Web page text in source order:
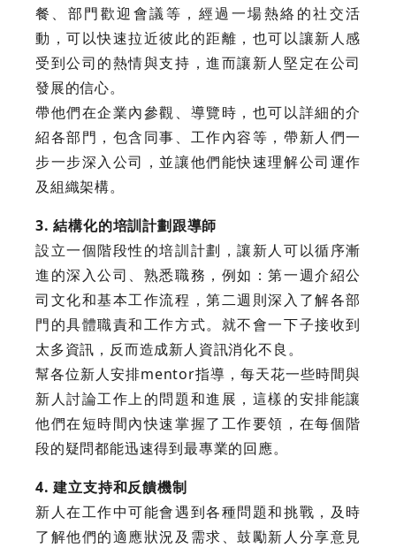
餐、部門歡迎會議等，經過一場熱絡的社交活
動，可以快速拉近彼此的距離，也可以讓新人感
受到公司的熱情與支持，進而讓新人堅定在公司
發展的信心。
帶他們在企業內參觀、導覽時，也可以詳細的介
紹各部門，包含同事、工作內容等，帶新人們一
步一步深入公司，並讓他們能快速理解公司運作
及組織架構。
3. 結構化的培訓計劃跟導師
設立一個階段性的培訓計劃，讓新人可以循序漸
進的深入公司、熟悉職務，例如：第一週介紹公
司文化和基本工作流程，第二週則深入了解各部
門的具體職責和工作方式。就不會一下子接收到
太多資訊，反而造成新人資訊消化不良。
幫各位新人安排mentor指導，每天花一些時間與
新人討論工作上的問題和進展，這樣的安排能讓
他們在短時間內快速掌握了工作要領，在每個階
段的疑問都能迅速得到最專業的回應。
4. 建立支持和反饋機制
新人在工作中可能會遇到各種問題和挑戰，及時
了解他們的適應狀況及需求、鼓勵新人分享意見